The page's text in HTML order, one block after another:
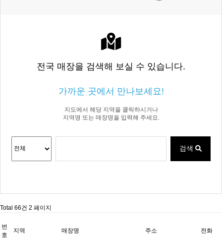
전국 매장을 검색해 보실 수 있습니다.
가까운 곳에서 만나보세요!
지도에서 해당 지역을 클릭하시거나
지역명 또는 매장명을 입력해 주세요.
검색
Total 66건 2 페이지
번
호
지역 매장명 주소 전화